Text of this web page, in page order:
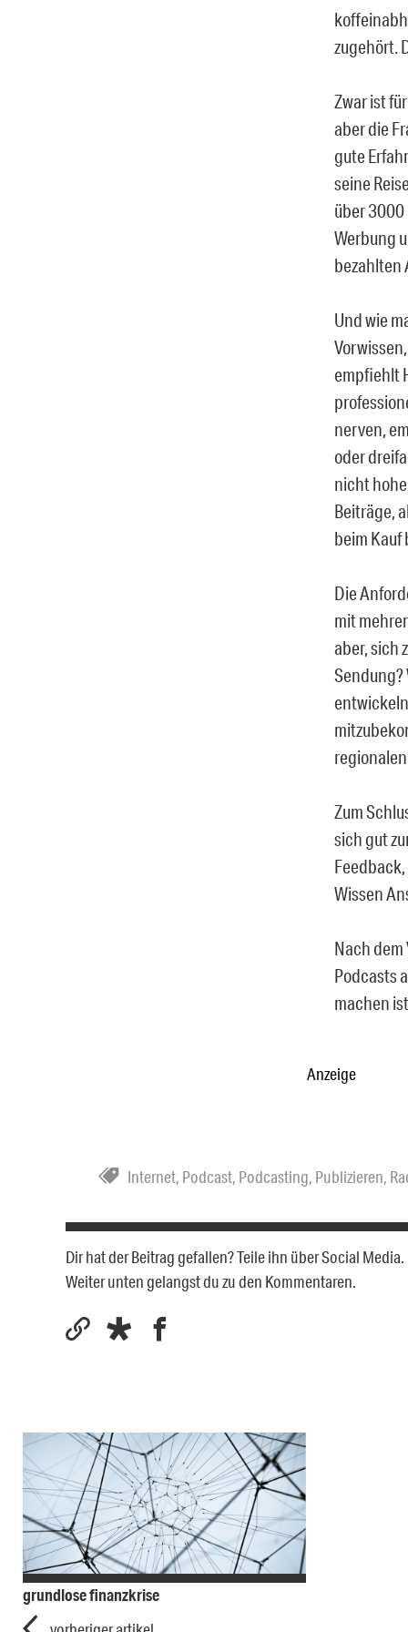
zugehört.
Zwar ist
aber die
gute
seine
über 3000
Werbung
bezahlten
Und wie
empfiehlt
nerven,
oder
nicht
Beiträge,
beim Kauf
Die
mit
aber, sich
Sendung?
Zum
sich gut
Wissen
Nach
Podcasts
machen
Anzeige
Internet, Podcast, Podcasting, Publizieren,
Dir hat der Beitrag gefallen? Teile ihn über Social
Weiter unten gelangst du zu den Kommentaren.
grundlose finanzkrise